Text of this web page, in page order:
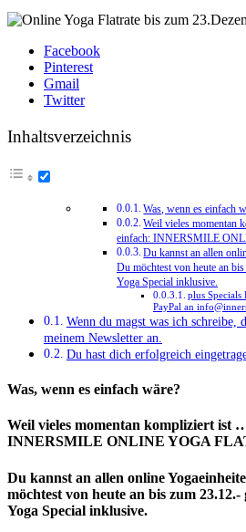
Facebook
Pinterest
Gmail
Twitter
Inhaltsverzeichnis
Was, wenn es einfach
Weil vieles momentan
einfach: INNERSMILE
Du kannst an allen
Du möchtest von heute an
Yoga Special inklusive.
plus
PayPal an
Wenn du magst was ich schreibe,
meinem Newsletter an.
Du hast dich erfolgreich
Was, wenn es einfach wäre?
Weil vieles momentan kompliziert ist
INNERSMILE ONLINE YOGA
Du kannst an allen online
möchtest von heute an bis zum
Yoga Special inklusive.